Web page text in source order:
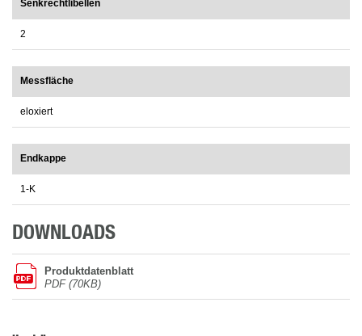
Senkrechtlibellen
2
Messfläche
eloxiert
Endkappe
1-K
DOWNLOADS
Produktdatenblatt
PDF (70KB)